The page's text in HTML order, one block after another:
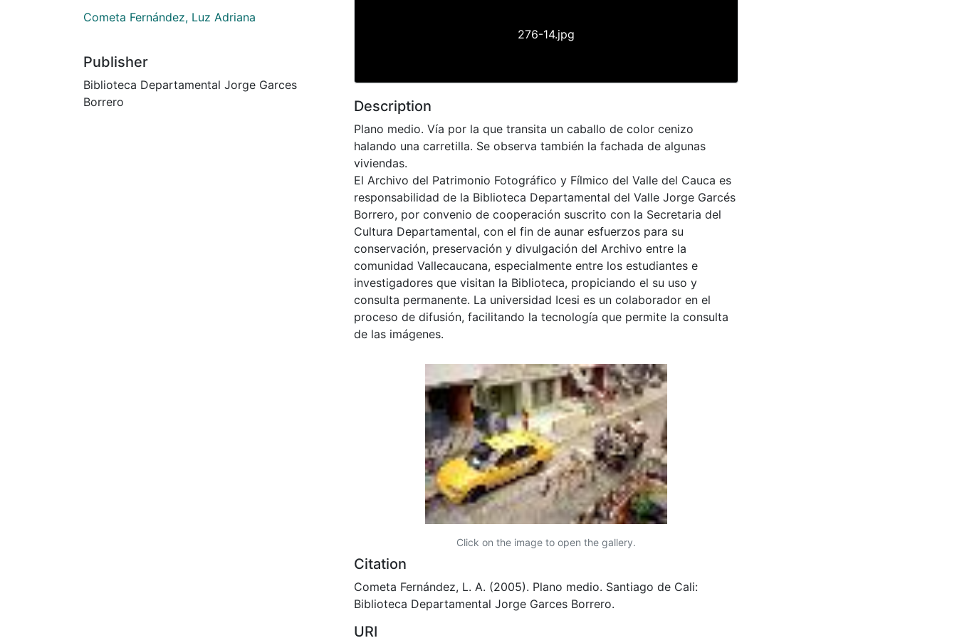
Cometa Fernández, Luz Adriana
Publisher
Biblioteca Departamental Jorge Garces
Borrero
276-14.jpg
Description
Plano medio. Vía por la que transita un caballo de color cenizo
halando una carretilla. Se observa también la fachada de algunas
viviendas.
El Archivo del Patrimonio Fotográfico y Fílmico del Valle del Cauca es
responsabilidad de la Biblioteca Departamental del Valle Jorge Garcés
Borrero, por convenio de cooperación suscrito con la Secretaria del
Cultura Departamental, con el fin de aunar esfuerzos para su
conservación, preservación y divulgación del Archivo entre la
comunidad Vallecaucana, especialmente entre los estudiantes e
investigadores que visitan la Biblioteca, propiciando el su uso y
consulta permanente. La universidad Icesi es un colaborador en el
proceso de difusión, facilitando la tecnología que permite la consulta
de las imágenes.
Click on the image to open the gallery.
Citation
Cometa Fernández, L. A. (2005). Plano medio. Santiago de Cali:
Biblioteca Departamental Jorge Garces Borrero.
URI